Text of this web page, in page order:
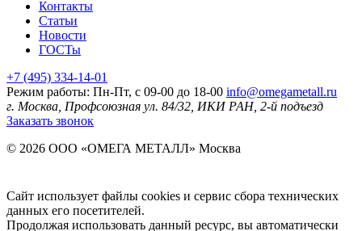
Контакты
Статьи
Новости
ГОСТы
+7 (495) 334-14-01
Режим работы: Пн-Пт, с 09-00 до 18-00 info@omegametall.ru
г. Москва, Профсоюзная ул. 84/32, ИКИ РАН, 2-й подъезд
Заказать звонок
© 2026 ООО «ОМЕГА МЕТАЛЛ» Москва
Сайт использует файлы cookies и сервис сбора технических
данных его посетителей.
Продолжая использовать данный ресурс, вы автоматически